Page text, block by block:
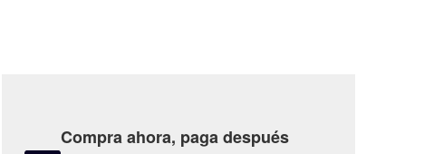
Compra ahora, paga después